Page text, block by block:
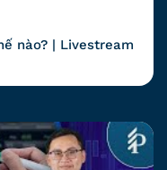
nào? | Livestream